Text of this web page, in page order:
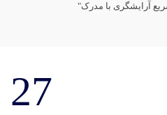
آرایشگری با مدرک"
27